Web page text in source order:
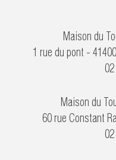
Maison du
1 rue du pont -
Maison du
60 rue Constant